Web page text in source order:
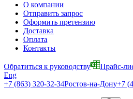
О компании
Отправить запрос
Оформить претензию
Доставка
Оплата
Контакты
Обратиться к руководству Прайс-
Eng
+7 (863) 320-32-34Ростов-на-Дону+7